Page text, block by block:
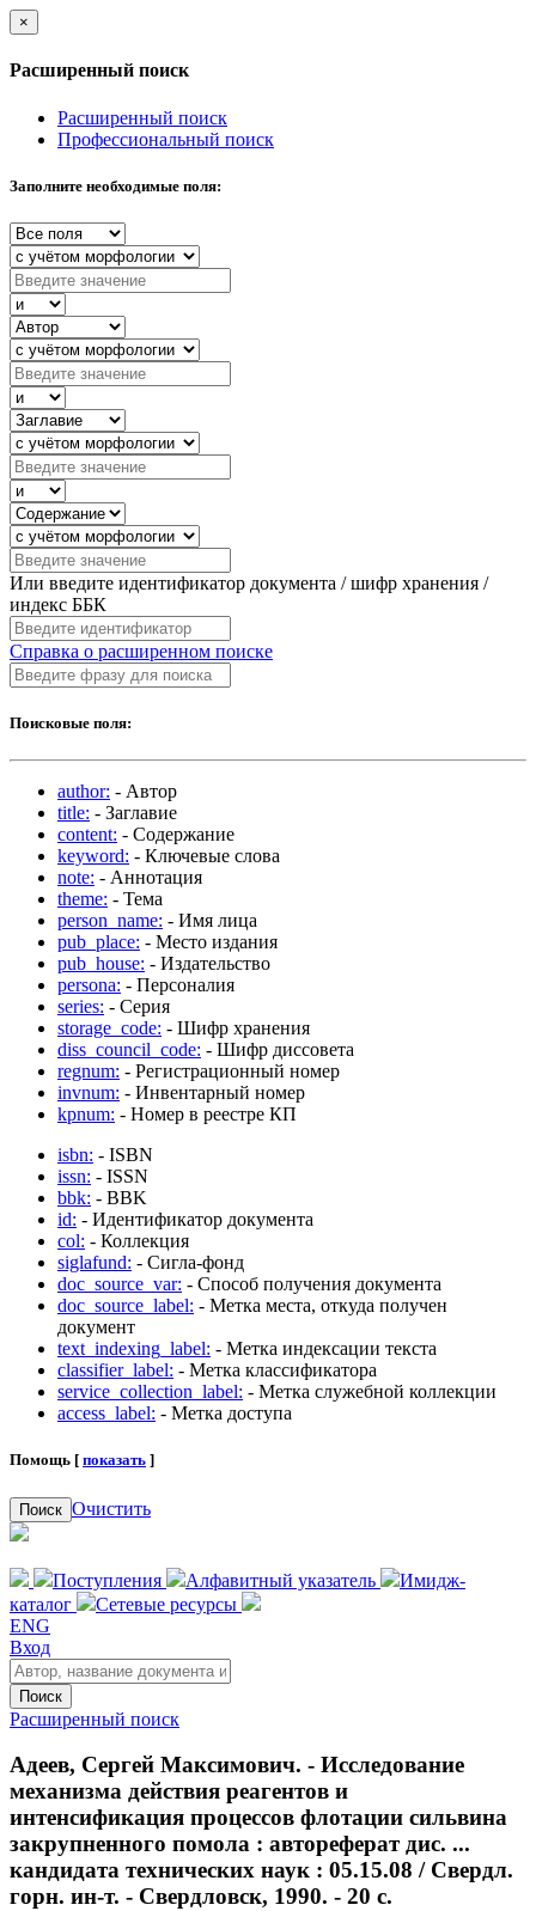
×
Расширенный поиск
Расширенный поиск
Профессиональный поиск
Заполните необходимые поля:
Или введите идентификатор документа / шифр хранения /
индекс ББК
Справка о расширенном поиске
Поисковые поля:
author: - Автор
title: - Заглавие
content: - Содержание
keyword: - Ключевые слова
note: - Аннотация
theme: - Тема
person_name: - Имя лица
pub_place: - Место издания
pub_house: - Издательство
persona: - Персоналия
series: - Серия
storage_code: - Шифр хранения
diss_council_code: - Шифр диссовета
regnum: - Регистрационный номер
invnum: - Инвентарный номер
kpnum: - Номер в реестре КП
isbn: - ISBN
issn: - ISSN
bbk: - BBK
id: - Идентификатор документа
col: - Коллекция
siglafund: - Сигла-фонд
doc_source_var: - Способ получения документа
doc_source_label: - Метка места, откуда получен
документ
text_indexing_label: - Метка индексации текста
classifier_label: - Метка классификатора
service_collection_label: - Метка служебной коллекции
access_label: - Метка доступа
Помощь [ показать ]
Поиск Очистить
Поступления Алфавитный указатель
Имидж-
каталог
Сетевые ресурсы
ENG
Вход
Поиск
Расширенный поиск
Адеев, Сергей Максимович. - Исследование
механизма действия реагентов и
интенсификация процессов флотации сильвина
закрупненного помола : автореферат дис. ...
кандидата технических наук : 05.15.08 / Свердл.
горн. ин-т. - Свердловск, 1990. - 20 с.